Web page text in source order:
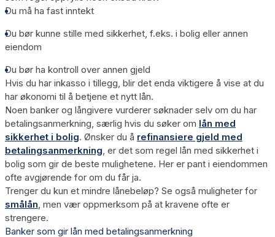
Du må ha fast inntekt
Du bør kunne stille med sikkerhet, f.eks. i bolig eller annen
eiendom
Du bør ha kontroll over annen gjeld
Hvis du har inkasso i tillegg, blir det enda viktigere å vise at du
har økonomi til å betjene et nytt lån.
Noen banker og långivere vurderer søknader selv om du har
betalingsanmerkning, særlig hvis du søker om lån med
sikkerhet i bolig. Ønsker du å refinansiere gjeld med
betalingsanmerkning, er det som regel lån med sikkerhet i
bolig som gir de beste mulighetene. Her er pant i eiendommen
ofte avgjørende for om du får ja.
Trenger du kun et mindre lånebeløp? Se også muligheter for
smålån, men vær oppmerksom på at kravene ofte er
strengere.
Banker som gir lån med betalingsanmerkning